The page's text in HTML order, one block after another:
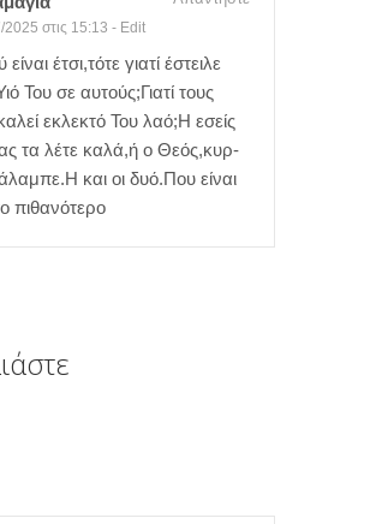
στις 15:13 - Edit
έτσι,τότε γιατί έστειλε
Του σε αυτούς;Γιατί τους
εκλεκτό Του λαό;Η εσείς
τα λέτε καλά,ή ο Θεός,κυρ-
και οι δυό.Που είναι
πιθανότερο